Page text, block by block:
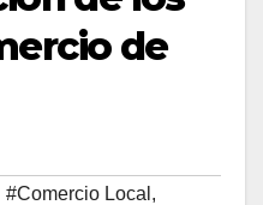
de
#Comercio Local ,